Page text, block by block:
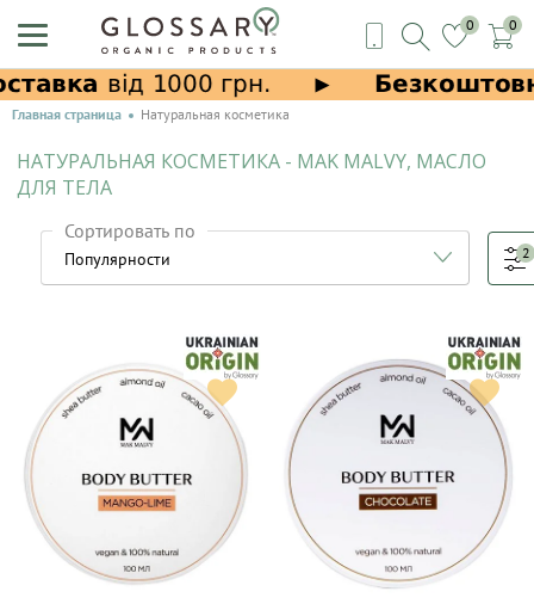
0 0
Главная страница Натуральная косметика
НАТУРАЛЬНАЯ КОСМЕТИКА - MAK MALVY, МАСЛО
ДЛЯ ТЕЛА
Сортировать по
2